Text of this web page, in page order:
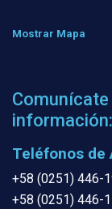
Mostrar Mapa
información:
Teléfonos de
+58 (0251) 446-
+58 (0251) 446-